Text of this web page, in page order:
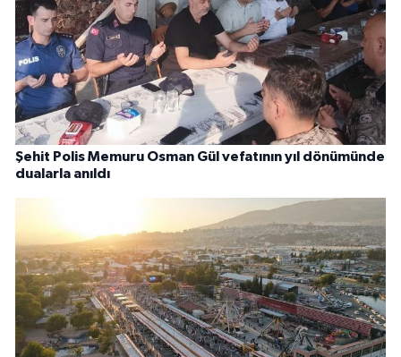
Şehit Polis Memuru Osman Gül vefatının yıl dönümünde
dualarla anıldı